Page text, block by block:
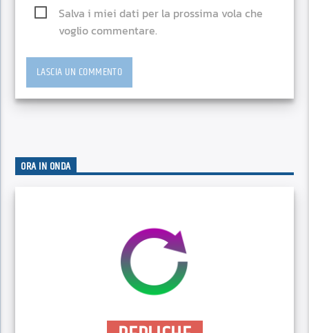
Salva i miei dati per la prossima vola che
voglio commentare.
ORA IN ONDA